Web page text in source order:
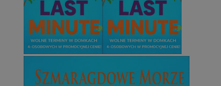
Niesklasyfikowane